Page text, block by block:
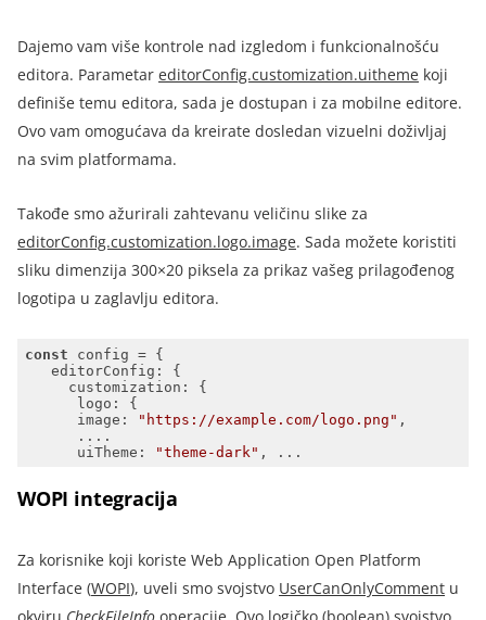
Dajemo vam više kontrole nad izgledom i funkcionalnošću
editora. Parametar editorConfig.customization.uitheme koji
definiše temu editora, sada je dostupan i za mobilne editore.
Ovo vam omogućava da kreirate dosledan vizuelni doživljaj
na svim platformama.
Takođe smo ažurirali zahtevanu veličinu slike za
editorConfig.customization.logo.image. Sada možete koristiti
sliku dimenzija 300×20 piksela za prikaz vašeg prilagođenog
logotipa u zaglavlju editora.
const
editorConfig
customization
logo
image : "https://example.com/logo.png"
uiTheme : "theme-dark" , ...
WOPI integracija
Za korisnike koji koriste Web Application Open Platform
Interface (WOPI), uveli smo svojstvo UserCanOnlyComment u